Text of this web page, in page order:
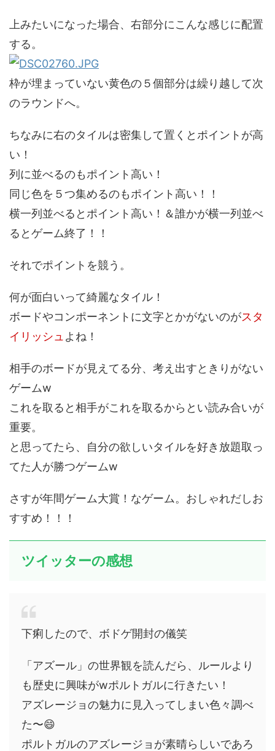
上みたいになった場合、右部分にこんな感じに配置
する。
枠が埋まっていない黄色の５個部分は繰り越して次
のラウンドへ。
ちなみに右のタイルは密集して置くとポイントが高
い！
列に並べるのもポイント高い！
同じ色を５つ集めるのもポイント高い！！
横一列並べるとポイント高い！＆誰かが横一列並べ
るとゲーム終了！！
それでポイントを競う。
何が面白いって綺麗なタイル！
ボードやコンポーネントに文字とかがないのがスタ
イリッシュ よね！
相手のボードが見えてる分、考え出すときりがない
ゲームw
これを取ると相手がこれを取るからとい読み合いが
重要。
と思ってたら、自分の欲しいタイルを好き放題取っ
てた人が勝つゲームw
さすが年間ゲーム大賞！なゲーム。おしゃれだしお
すすめ！！！
ツイッターの感想
下痢したので、ボドゲ開封の儀笑
「アズール」の世界観を読んだら、ルールより
も歴史に興味がwポルトガルに行きたい！
アズレージョの魅力に見入ってしまい色々調べ
た〜😄
ポルトガルのアズレージョが素晴らしいであろ